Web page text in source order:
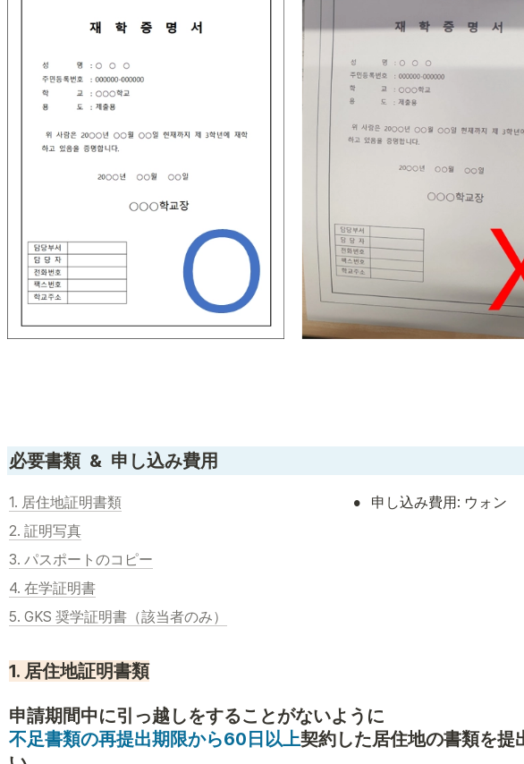
必要書類  &  申し込み費用
1. 居住地証明書類
2. 証明写真
3. パスポートのコピー
4. 在学証明書
5. GKS 奨学証明書（該当者のみ）
• 申し込み費用: ウォン
1. 居住地証明書類
不足書類の再提出期限から60日以上契約した居住地の書類を提